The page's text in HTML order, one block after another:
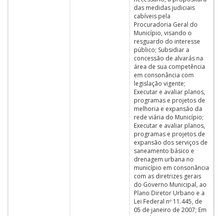
das medidas judiciais
cabíveis pela
Procuradoria Geral do
Município, visando o
resguardo do interesse
público; Subsidiar a
concessão de alvarás na
área de sua competência
em consonância com
legislação vigente;
Executar e avaliar planos,
programas e projetos de
melhoria e expansão da
rede viária do Município;
Executar e avaliar planos,
programas e projetos de
expansão dos serviços de
saneamento básico e
drenagem urbana no
município em consonância
com as diretrizes gerais
do Governo Municipal, ao
Plano Diretor Urbano e a
Lei Federal nº 11.445, de
05 de janeiro de 2007; Em